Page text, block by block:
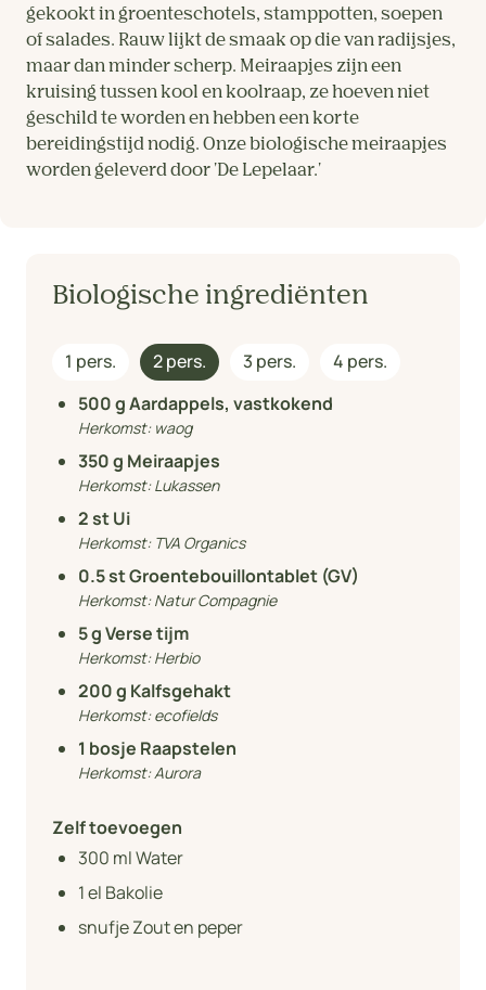
gekookt in groenteschotels, stamppotten, soepen
of salades. Rauw lijkt de smaak op die van radijsjes,
maar dan minder scherp. Meiraapjes zijn een
kruising tussen kool en koolraap, ze hoeven niet
geschild te worden en hebben een korte
bereidingstijd nodig. Onze biologische meiraapjes
worden geleverd door 'De Lepelaar.'
Biologische ingrediënten
1 pers. 2 pers. 3 pers.
4 pers.
500g Aardappels, vastkokend
Herkomst: waog
350g Meiraapjes
Herkomst:Lukassen
2st Ui
Herkomst: TVA Organics
0.5st Groentebouillontablet (GV)
Herkomst:Natur Compagnie
5g Verse tijm
Herkomst:Herbio
200g Kalfsgehakt
Herkomst:ecofields
1 bosje Raapstelen
Herkomst:Aurora
Zelf toevoegen
300 ml Water
1el Bakolie
snufje Zout en peper